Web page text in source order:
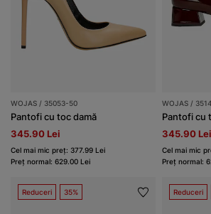
WOJAS / 35053-50
Pantofi cu toc damă
345.90 Lei
Cel mai mic preț: 377.99 Lei
Preț normal: 629.00 Lei
WOJAS /
Pantofi cu
345.90 Lei
Cel mai mic
Preț normal:
Reduceri 35% Reduceri